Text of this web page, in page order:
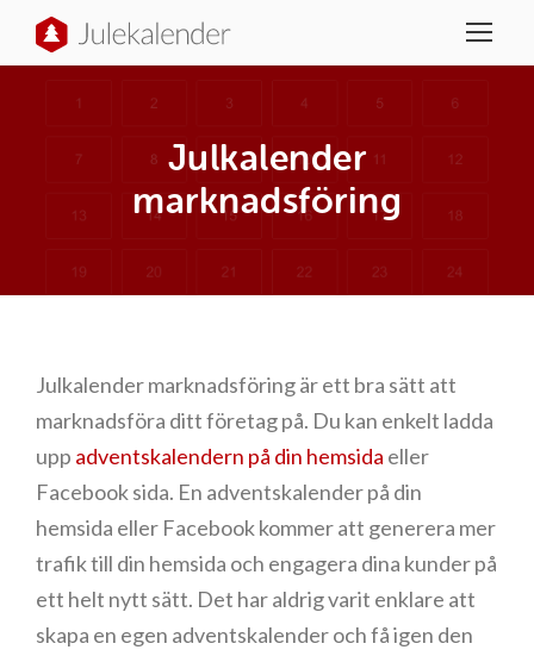
Julkalender
marknadsföring
Julkalender marknadsföring är ett bra sätt att
marknadsföra ditt företag på. Du kan enkelt ladda
upp adventskalendern på din hemsida eller
Facebook sida. En adventskalender på din
hemsida eller Facebook kommer att generera mer
trafik till din hemsida och engagera dina kunder på
ett helt nytt sätt. Det har aldrig varit enklare att
skapa en egen adventskalender och få igen den